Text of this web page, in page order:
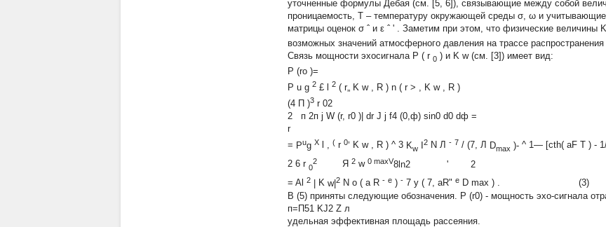
уточненные формулы Дебая (см. [5, 6]), связывающие между собой
проницаемость, T – температуру окружающей среды σ, ω и
матрицы оценок σ ˆ и ε ˆ ' . Заметим при этом, что физические величины K
возможных значений атмосферного давления на трассе
Связь мощности эхосигнала P ( r 0 ) и K w (см. [3]) имеет вид:
P (ro )=
P u g 2 £ 2 ( r„ K w , R ) n ( r > , K w , R )
(4 П )3 r 02
2 п 2п j W (r, r0 )| dr J j f4 (0,ф) sin0 d0 dф =
r
= Pug Х l , ( r 0’ K w , R ) ^ 3 Kw
2 N Л - 7 / (7, Л Dmax )- ^ 1— [cth( aF ) -
2 6 r 0
2 Я 2 w 0 maxV8ln2 ' 2
= Al 2 | K w|2 N о ( a R - e ) - 7 y ( 7, aR" e D max ) . (3)
В (5) приняты следующие обозначения. Р (r0) - мощность эхо-сигнала
п=П51 KJ2 Z л
удельная эффективная площадь рассеяния.